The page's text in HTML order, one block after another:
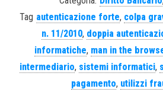
Tag autenticazione forte, colpa
n. 11/2010, doppia
informatiche, man in the
intermediario, sistemi informatici,
pagamento, utilizzi